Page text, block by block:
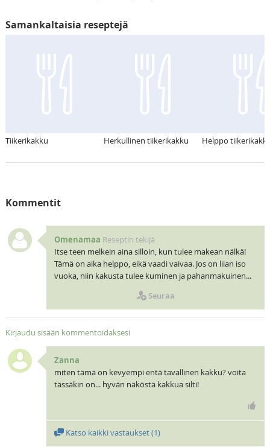
Samankaltaisia reseptejä
Tiikerikakku Herkullinen tiikerikakku Helppo
Kommentit
Omenamaa Reseptin tekijä
Itse teen melkein aina silloin, kun tulee makean nälkä!
Tämä on aika helppo, eikä vaadi vaivaa. Jos on liian iso
vuoka, niin kakusta tulee kuminen ja pahanmakuinen...
Seuraa
Kirjaudu sisään kommentoidaksesi
Zanna
miten tämä on kevyempi entä tavallinen kakku? voita
tässäkin on... hyvän näköstä kakkua silti!
Katso kaikki vastaukset (1)